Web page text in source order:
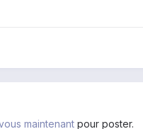
maintenant pour poster.